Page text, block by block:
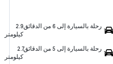
رحلة بالسيارة إلى 6 من الدقائق
2.9
كيلومتر
رحلة بالسيارة إلى 5 من الدقائق
2.7
كيلومتر